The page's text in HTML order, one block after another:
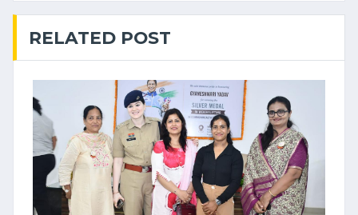
RELATED POST